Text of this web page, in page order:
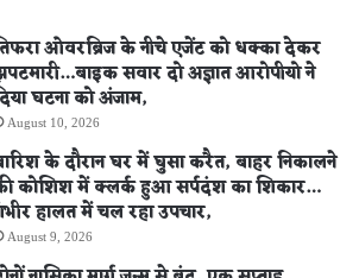
ओवरब्रिज के नीचे एजेंट को धक्का देकर
सवार दो अज्ञात आरोपीयो ने
घटना को अंजाम,
August 10, 2026
के दौरान घर में घुसा करैत, बाहर निकालने
कोशिश में क्लर्क हुआ सर्पदंश का शिकार…
हालत में चल रहा उपचार,
August 9, 2026